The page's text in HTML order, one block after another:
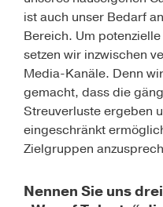
ist auch unser Bedarf
Bereich. Um
setzen wir inzwischen
Media-Kanäle. Denn
gemacht, dass die
Streuverluste ergeben
eingeschränkt
Zielgruppen
Nennen Sie uns